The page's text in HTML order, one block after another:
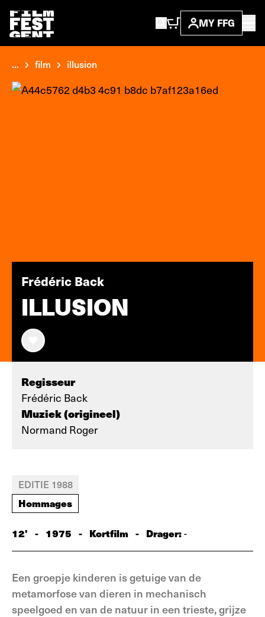
MY FFG
... film illusion
Frédéric Back
ILLUSION
Regisseur
Frédéric Back
Muziek (origineel)
Normand Roger
EDITIE 1988
Hommages
12' - 1975 - Kortfilm - Drager:-
Een groepje kinderen is getuige van de
metamorfose van dieren in mechanisch
speelgoed en van de natuur in een trieste, grijze